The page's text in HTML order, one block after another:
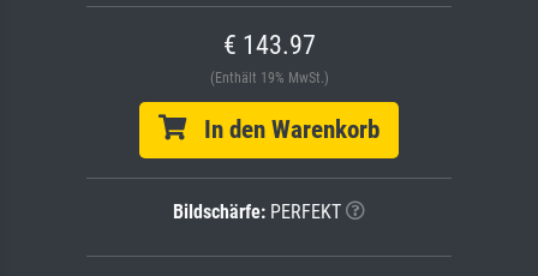
€ 143.97
(Enthält 19% MwSt.)
In den Warenkorb
Bildschärfe: PERFEKT